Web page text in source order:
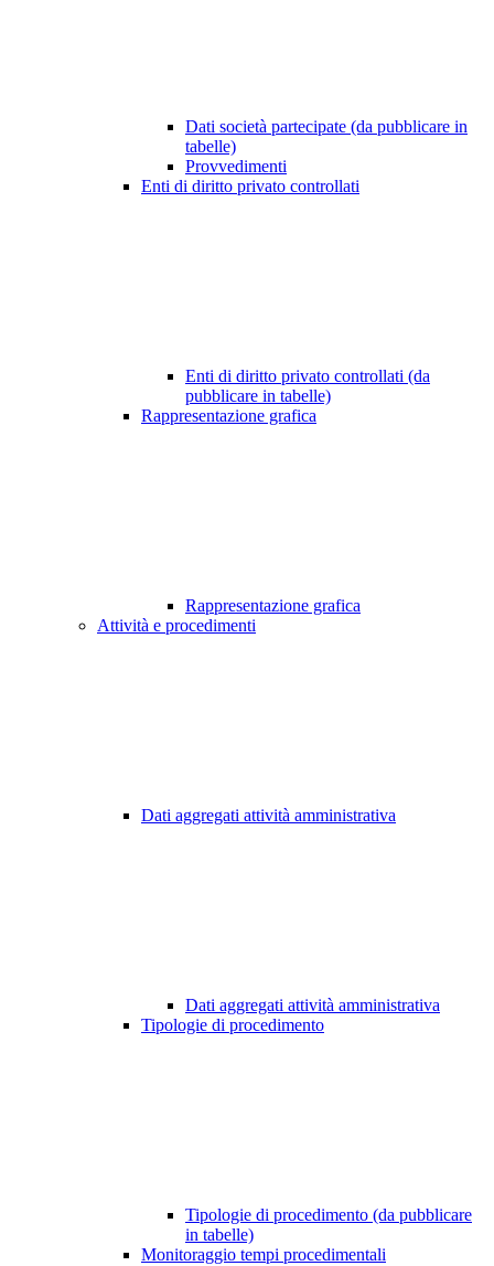
Dati società partecipate (da pubblicare in
tabelle)
Provvedimenti
Enti di diritto privato controllati
Enti di diritto privato controllati (da
pubblicare in tabelle)
Rappresentazione grafica
Rappresentazione grafica
Attività e procedimenti
Dati aggregati attività amministrativa
Dati aggregati attività amministrativa
Tipologie di procedimento
Tipologie di procedimento (da pubblicare
in tabelle)
Monitoraggio tempi procedimentali